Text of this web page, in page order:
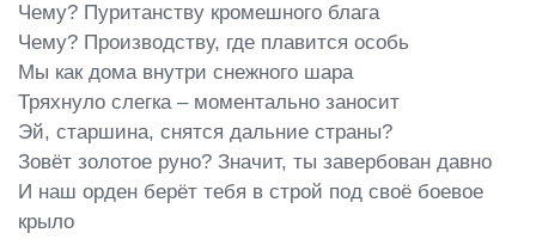
Чему? Пуританству кромешного блага
Чему? Производству, где плавится особь
Мы как дома внутри снежного шара
Тряхнуло слегка – моментально заносит
Эй, старшина, снятся дальние страны?
Зовёт золотое руно? Значит, ты завербован давно
И наш орден берёт тебя в строй под своё боевое
крыло